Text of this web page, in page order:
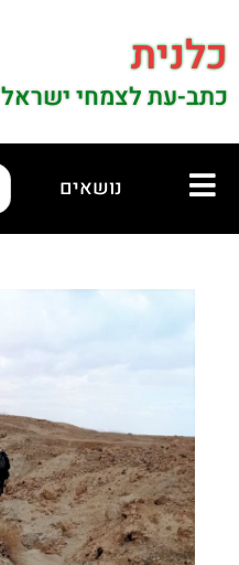
כלנית
כתב-עת לצמחי ישראל
נושאים